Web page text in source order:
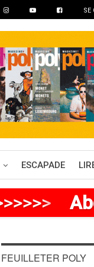
SE
ESCAPADE
>>>>>
FEUILLETER POLY